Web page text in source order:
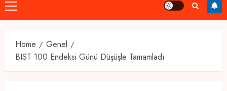
Primary
Menu
Home
Genel
BIST 100 Endeksi Günü Düşüşle Tamamladı